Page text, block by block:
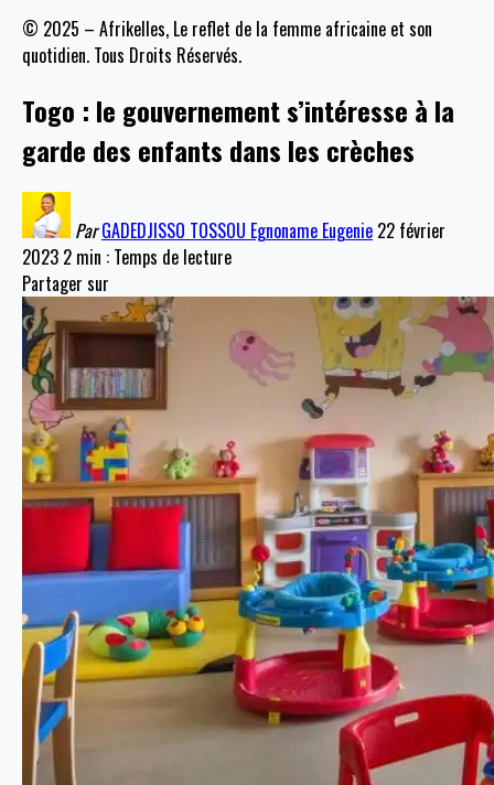
© 2025 – Afrikelles, Le reflet de la femme africaine et son
quotidien. Tous Droits Réservés.
Togo : le gouvernement s’intéresse à la
garde des enfants dans les crèches
Par GADEDJISSO TOSSOU Egnoname Eugenie 22 février
2023 2 min : Temps de lecture
Partager sur